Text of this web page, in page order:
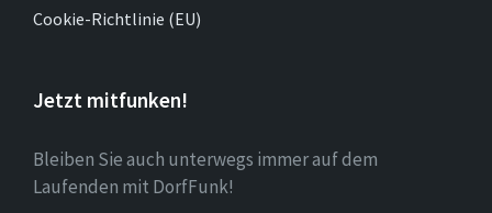
Cookie-Richtlinie (EU)
Jetzt mitfunken!
Bleiben Sie auch unterwegs immer auf dem
Laufenden mit DorfFunk!